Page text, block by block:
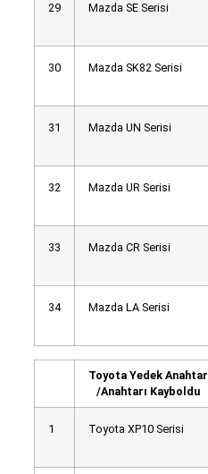
29 Mazda SE Serisi
30 Mazda SK82 Serisi
31 Mazda UN Serisi
32 Mazda UR Serisi
33 Mazda CR Serisi
34 Mazda LA Serisi
Toyota Yedek Anahtar
/Anahtarı Kayboldu
1 Toyota XP10 Serisi